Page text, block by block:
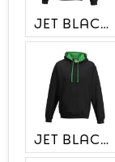
JET BLACK/GOLD
JET BLACK/KELLY GREEN